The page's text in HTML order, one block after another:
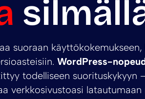
suoraan
WordPress-
todelliseen suorituskykyyn
verkkosivustoasi